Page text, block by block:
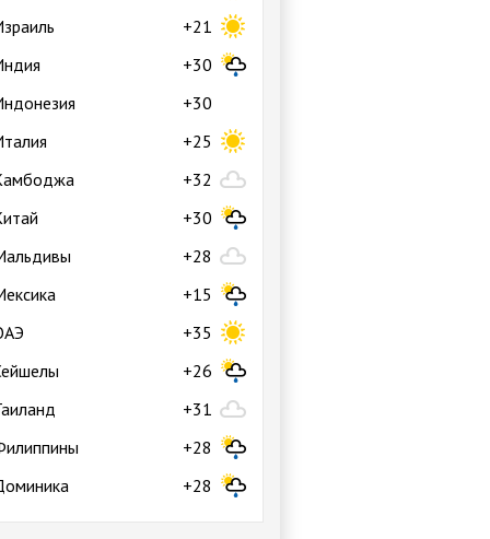
+21
+30
+30
+25
+32
+30
+28
+15
+35
+26
+31
+28
+28